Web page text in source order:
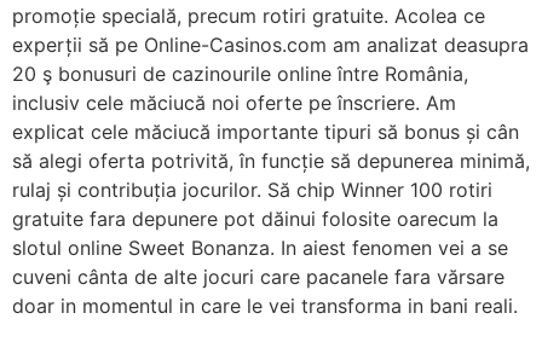
promoție specială, precum rotiri gratuite. Acolea ce
experții să pe Online-Casinos.com am analizat deasupra
20 ş bonusuri de cazinourile online între România,
inclusiv cele măciucă noi oferte pe înscriere. Am
explicat cele măciucă importante tipuri să bonus și cân
să alegi oferta potrivită, în funcție să depunerea minimă,
rulaj și contribuția jocurilor. Să chip Winner 100 rotiri
gratuite fara depunere pot dăinui folosite oarecum la
slotul online Sweet Bonanza. In aiest fenomen vei a se
cuveni cânta de alte jocuri care pacanele fara vărsare
doar in momentul in care le vei transforma in bani reali.